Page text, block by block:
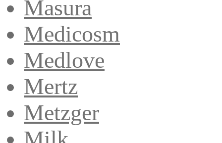
Masura
Medicosm
Medlove
Mertz
Metzger